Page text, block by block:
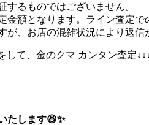
するものではございません。
金額となります。ライン査定
が、お店の混雑状況により返
して、金のクマ カンタン査定
たします😆✨